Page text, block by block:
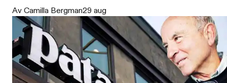
Av Camilla Bergman29 aug